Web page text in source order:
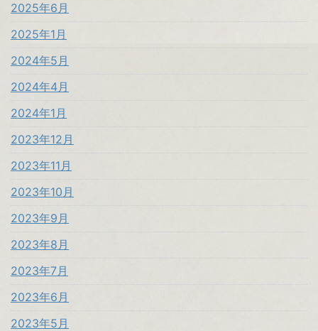
2025年6月
2025年1月
2024年5月
2024年4月
2024年1月
2023年12月
2023年11月
2023年10月
2023年9月
2023年8月
2023年7月
2023年6月
2023年5月